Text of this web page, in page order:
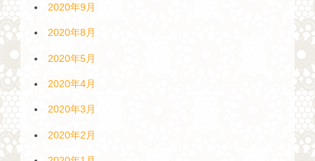
2020年9月
2020年8月
2020年5月
2020年4月
2020年3月
2020年2月